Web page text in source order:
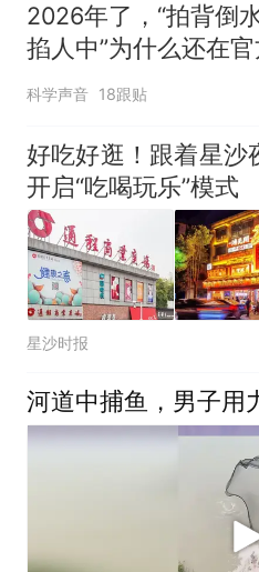
2026年了，“拍背倒水
掐人中”为什么还在官
普里？
科学声音 18跟贴
好吃好逛！跟着星沙
开启“吃喝玩乐”模式
星沙时报
河道中捕鱼，男子用